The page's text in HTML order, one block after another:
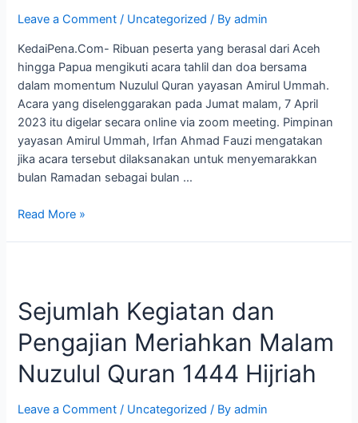
Leave a Comment / Uncategorized / Byadmin
KedaiPena.Com- Ribuan peserta yang berasal dari Aceh
hingga Papua mengikuti acara tahlil dan doa bersama
dalam momentum Nuzulul Quran yayasan Amirul Ummah.
Acara yang diselenggarakan pada Jumat malam, 7 April
2023 itu digelar secara online via zoom meeting. Pimpinan
yayasan Amirul Ummah, Irfan Ahmad Fauzi mengatakan
jika acara tersebut dilaksanakan untuk menyemarakkan
bulan Ramadan sebagai bulan …
Amirul
dan
Fatijja
Quran
Read More »
Sejumlah Kegiatan dan
Pengajian Meriahkan Malam
Nuzulul Quran 1444 Hijriah
Leave a Comment / Uncategorized / Byadmin
dan
Pengajian
Meriahkan
Nuzulul
1444